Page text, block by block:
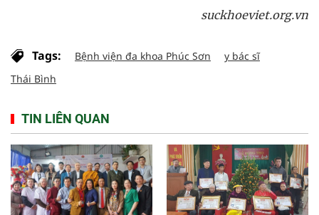
suckhoeviet.org.vn
Tags: Bệnh viện đa khoa Phúc Sơn
y bác sĩ
Thái Bình
TIN LIÊN QUAN